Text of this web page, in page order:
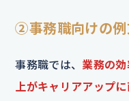
②事務職向けの例
事務職では、 業務の
上がキャリアアップ